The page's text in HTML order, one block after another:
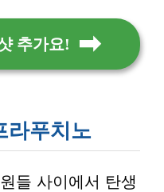
추가요!
라푸치노
들 사이에서 탄생